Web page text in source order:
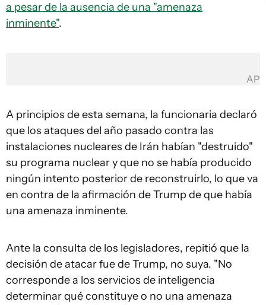
a pesar de la ausencia de una "amenaza
inminente".
AP
A principios de esta semana, la funcionaria declaró
que los ataques del año pasado contra las
instalaciones nucleares de Irán habían "destruido"
su programa nuclear y que no se había producido
ningún intento posterior de reconstruirlo, lo que va
en contra de la afirmación de Trump de que había
una amenaza inminente.
Ante la consulta de los legisladores, repitió que la
decisión de atacar fue de Trump, no suya. "No
corresponde a los servicios de inteligencia
determinar qué constituye o no una amenaza